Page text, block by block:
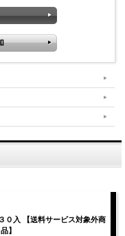
０入 【送料サービス対象外商
品】